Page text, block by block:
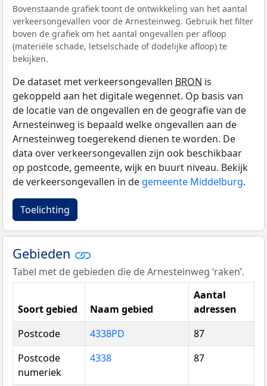
Bovenstaande grafiek toont de ontwikkeling van het aantal
verkeersongevallen voor de Arnesteinweg. Gebruik het filter
boven de grafiek om het aantal ongevallen per afloop
(materiële schade, letselschade of dodelijke afloop) te
bekijken.
De dataset met verkeersongevallen BRON is
gekoppeld aan het digitale wegennet. Op basis van
de locatie van de ongevallen en de geografie van de
Arnesteinweg is bepaald welke ongevallen aan de
Arnesteinweg toegerekend dienen te worden. De
data over verkeersongevallen zijn ook beschikbaar
op postcode, gemeente, wijk en buurt niveau. Bekijk
de verkeersongevallen in de gemeente Middelburg.
Toelichting
Gebieden
Tabel met de gebieden die de Arnesteinweg ‘raken’.
Soort gebied Naam gebied
Aantal
adressen
Postcode
4338PD
87
Postcode
numeriek
4338 87